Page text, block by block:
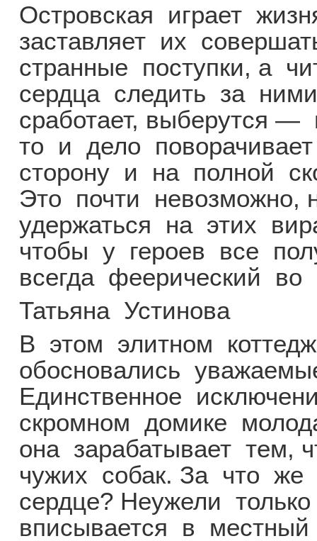
Островская играет
заставляет их
странные поступки, а
сердца следить за
сработает, выберутся
то и дело
сторону и на полной
Это почти невозможно,
удержаться на этих
чтобы у героев все
всегда феерический во
Татьяна Устинова
В этом элитном
обосновались
Единственное
скромном домике
она зарабатывает тем,
чужих собак. За что
сердце? Неужели
вписывается в